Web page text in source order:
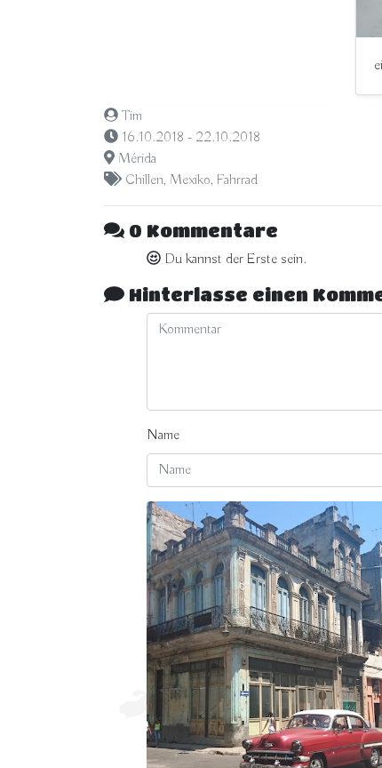
Tim
16.10.2018 - 22.10.2018
Mérida
Chillen, Mexiko, Fahrrad
0 Kommentare
Du kannst der Erste sein.
Hinterlasse einen
Name